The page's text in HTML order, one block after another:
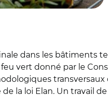
dans les bâtiments
vert donné par le
transversaux
la loi Elan. Un travail